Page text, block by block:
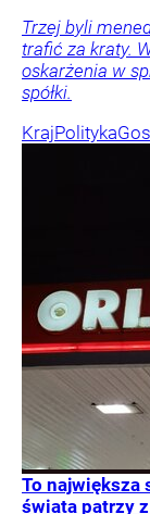
Trzej byli
trafić za kraty.
oskarżenia w
spółki.
KrajPolityka
To największa
świata patrzy